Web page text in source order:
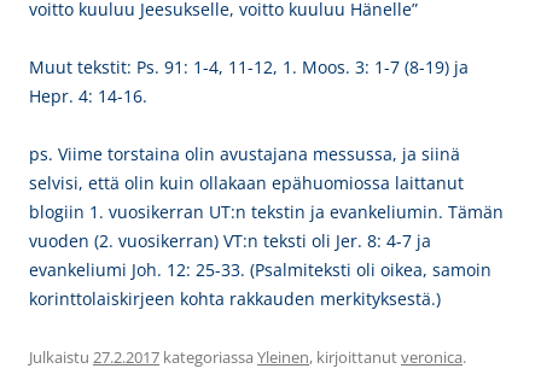
voitto kuuluu Jeesukselle, voitto kuuluu Hänelle”
Muut tekstit: Ps. 91: 1-4, 11-12, 1. Moos. 3: 1-7 (8-19) ja
Hepr. 4: 14-16.
ps. Viime torstaina olin avustajana messussa, ja siinä
selvisi, että olin kuin ollakaan epähuomiossa laittanut
blogiin 1. vuosikerran UT:n tekstin ja evankeliumin. Tämän
vuoden (2. vuosikerran) VT:n teksti oli Jer. 8: 4-7 ja
evankeliumi Joh. 12: 25-33. (Psalmiteksti oli oikea, samoin
korinttolaiskirjeen kohta rakkauden merkityksestä.)
Julkaistu 27.2.2017 kategoriassa Yleinen, kirjoittanutveronica.